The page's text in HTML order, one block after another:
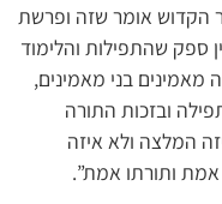
הקדוש אומר שזה ופרשת
ספק שהתפילות והלימוד
מאמינים בני מאמינים,
ובזכות התורה
המלצה ולא איזה
ותורתו אמת”.